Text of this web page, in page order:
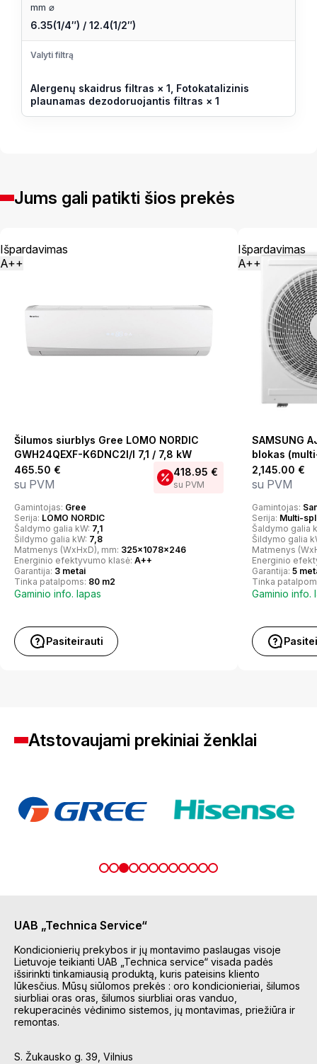
mm ⌀
6.35(1/4″) / 12.4(1/2″)
Valyti filtrą
Alergenų skaidrus filtras × 1, Fotokatalizinis
plaunamas dezodoruojantis filtras × 1
Jums gali patikti šios prekės
Išpardavimas
A++
Šilumos siurblys Gree LOMO NORDIC
GWH24QEXF-K6DNC2I/I 7,1 / 7,8 kW
465.50 €
su PVM
418.95 €
su PVM
Gamintojas: Gree
Serija: LOMO NORDIC
Šaldymo galia kW: 7,1
Šildymo galia kW: 7,8
Matmenys (WxHxD), mm: 325x1078x246
Energinio efektyvumo klasė: A++
Garantija: 3 metai
Tinka patalpoms: 80 m2
Gaminio info. lapas
Pasiteirauti
Išpardavimas
A++
SAMSUNG
blokas
2,145.00 €
su PVM
Gamintojas:
Serija: Multi-
Šaldymo galia
Šildymo galia
Matmenys
Energinio
Garantija: 5
Tinka
Gaminio info.
Atstovaujami prekiniai ženklai
UAB „Technica Service“
Kondicionierių prekybos ir jų montavimo paslaugas visoje
Lietuvoje teikianti UAB „Technica service“ visada padės
išsirinkti tinkamiausią produktą, kuris pateisins kliento
lūkesčius. Mūsų siūlomos prekės : oro kondicionieriai, šilumos
siurbliai oras oras, šilumos siurbliai oras vanduo,
rekuperacinės vėdinimo sistemos, jų montavimas, priežiūra ir
remontas.
S. Žukausko g. 39, Vilnius